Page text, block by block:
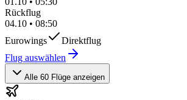
Rückflug
04.10 • 08:50
Eurowings
Direktflug
Flug auswählen
Alle 60 Flüge anzeigen